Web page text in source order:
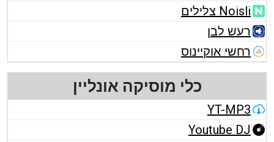
Noisli צלילים
רעש לבן
רחשי אוקיינוס
כלי מוסיקה אונליין
YT-MP3
Youtube DJ